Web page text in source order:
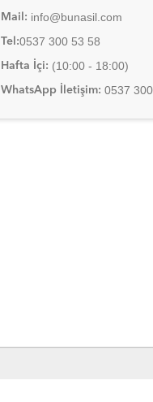
Mail: info@bunasil.com
Tel:0537 300 53 58
Hafta İçi: (10:00 - 18:00)
WhatsApp İletişim: 0537